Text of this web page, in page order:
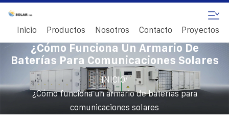
Inicio Productos Nosotros Contacto Proyectos
¿Cómo Funciona Un Armario De
Baterías Para Comunicaciones Solares
INICIO/
¿Cómo funciona un armario de baterías para
comunicaciones solares